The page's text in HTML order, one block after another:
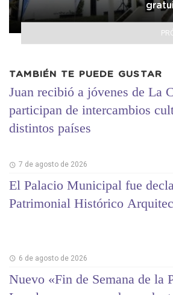
TAMBIÉN TE PUEDE GUSTAR
Juan recibió a jóvenes de La
participan de intercambios
distintos países
7 de agosto de 2026
El Palacio Municipal fue
Patrimonial Histórico
6 de agosto de 2026
Nuevo «Fin de Semana de la